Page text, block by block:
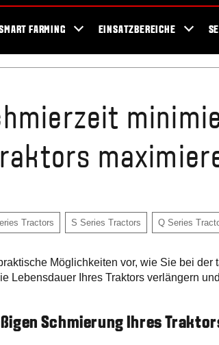
FARMING EINSATZBEREICHE
Tractors S Series Tractors Q Series
Möglichkeiten vor, wie Sie bei der
Lebensdauer Ihres Traktors verlängern
Schmierung Ihres